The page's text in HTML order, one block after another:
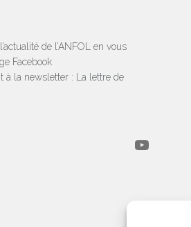
de l’ANFOL en vous
Facebook
à la newsletter :
La lettre de